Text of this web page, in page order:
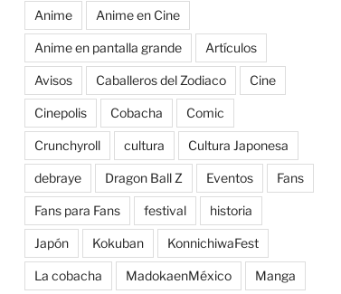
Anime Anime en Cine
Anime en pantalla grande Artículos
Avisos Caballeros del Zodiaco Cine
Cinepolis Cobacha Comic
Crunchyroll cultura Cultura Japonesa
debraye Dragon Ball Z Eventos Fans
Fans para Fans festival historia
Japón Kokuban KonnichiwaFest
La cobacha MadokaenMéxico Manga